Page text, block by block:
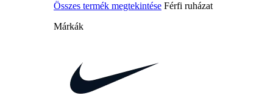
Összes termék megtekintése Férfi ruházat
Márkák